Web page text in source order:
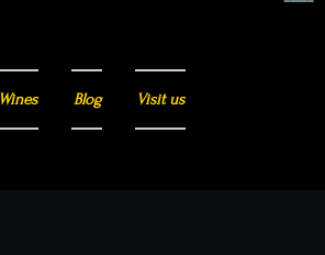
Blog Visit us